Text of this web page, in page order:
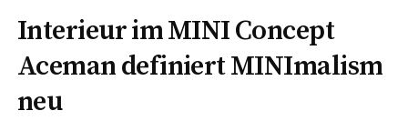
Interieur im MINI Concept
Aceman definiert MINImalism
neu